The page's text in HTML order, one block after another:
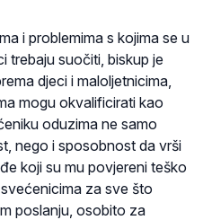
i problemima s kojima se u
trebaju suočiti, biskup je
djeci i maloljetnicima,
mogu okvalificirati kao
oduzima ne samo
nego i sposobnost da vrši
koji su mu povjereni teško
za sve što
poslanju, osobito za